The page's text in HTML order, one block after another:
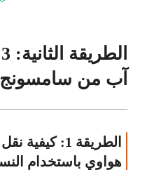
آب من
هواوي باستخدام